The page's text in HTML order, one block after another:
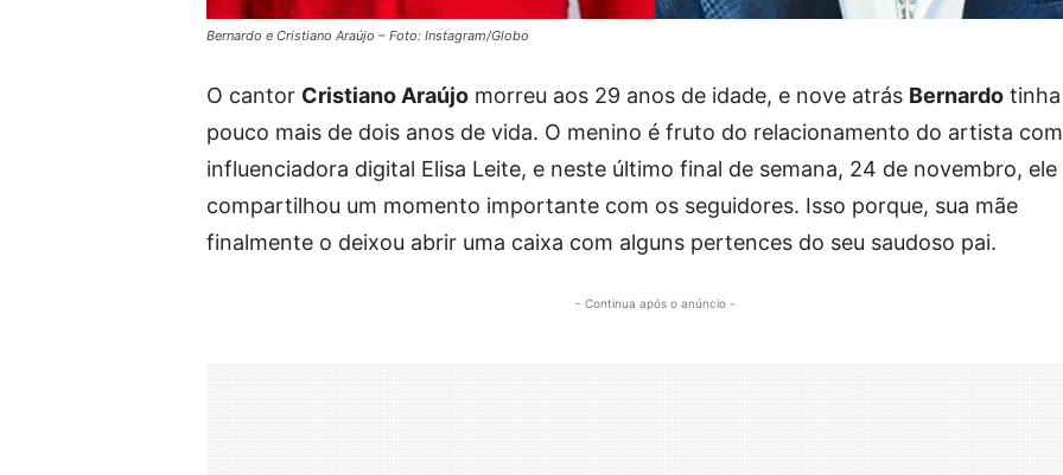
Bernardo e Cristiano Araújo – Foto: Instagram/Globo
O cantor Cristiano Araújo morreu aos 29 anos de idade, e nove atrás Bernardo tinha
pouco mais de dois anos de vida. O menino é fruto do relacionamento do artista
influenciadora digital Elisa Leite, e neste último final de semana, 24 de novembro, ele
compartilhou um momento importante com os seguidores. Isso porque, sua mãe
finalmente o deixou abrir uma caixa com alguns pertences do seu saudoso pai.
- Continua após o anúncio -